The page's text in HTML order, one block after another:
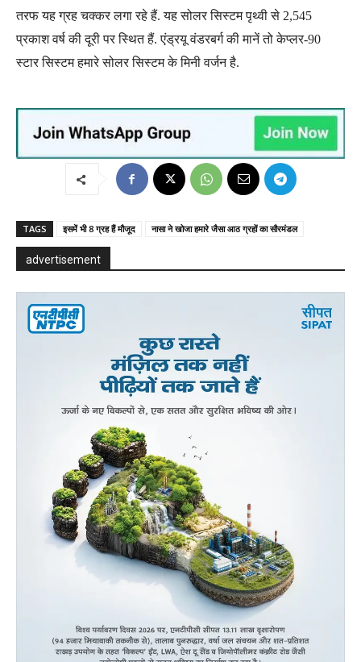
तरफ यह ग्रह चक्कर लगा रहे हैं. यह सोलर सिस्टम पृथ्वी से 2,545
प्रकाश वर्ष की दूरी पर स्थित हैं. एंड्रयू वंडरबर्ग की मानें तो केप्लर-90
स्टार सिस्टम हमारे सोलर सिस्टम के मिनी वर्जन है.
TAGS इसमें भी 8 ग्रह हैं मौजूद नासा ने खोजा हमारे जैसा आठ ग्रहों का सौरमंडल
advertisement